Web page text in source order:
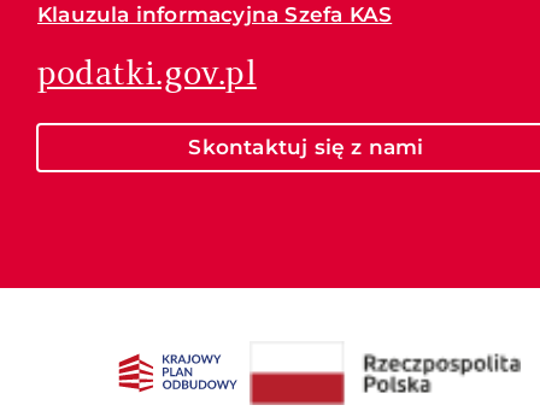
Klauzula informacyjna Szefa KAS
podatki.gov.pl
Skontaktuj się z nami